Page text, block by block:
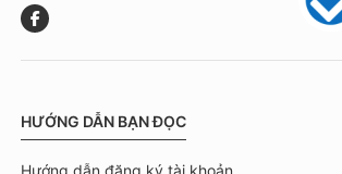
HƯỚNG DẪN BẠN ĐỌC
Hướng dẫn đăng ký tài khoản